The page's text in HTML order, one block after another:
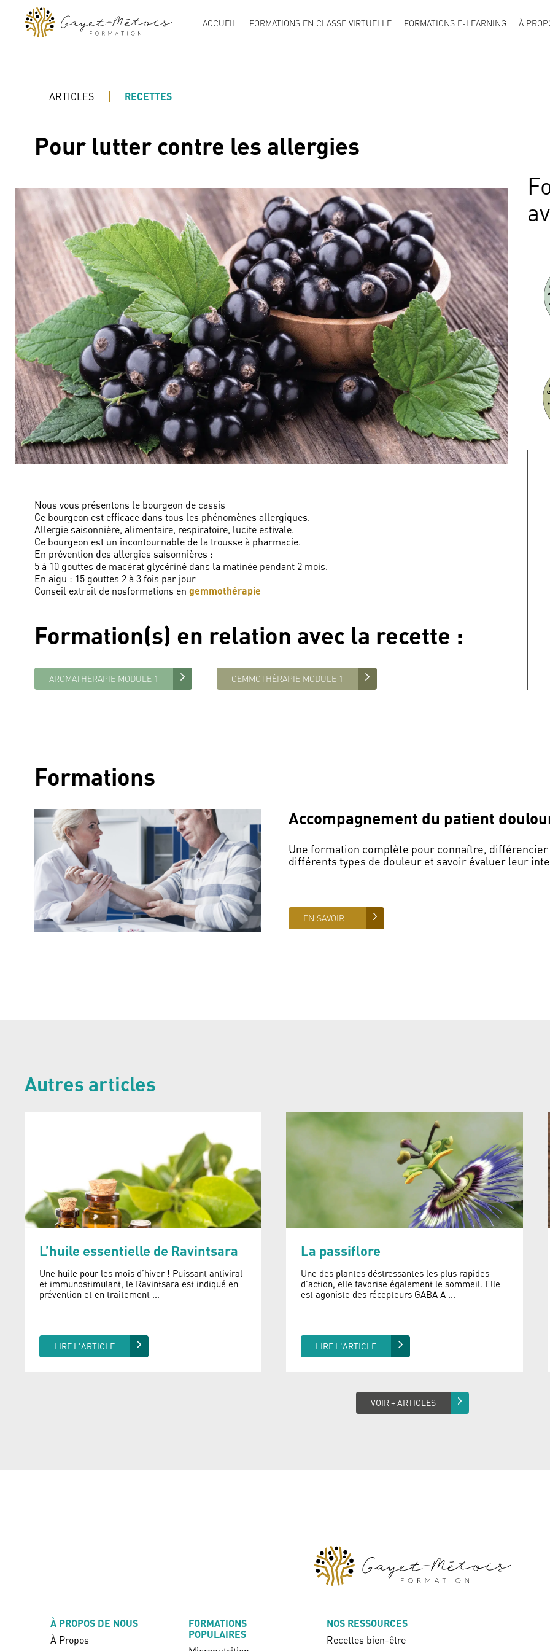
ACCUEIL FORMATIONS EN CLASSE VIRTUELLE FORMATIONS E-LEARNING À
ARTICLES RECETTES
Pour lutter contre les allergies
Nous vous présentons le bourgeon de cassis
Ce bourgeon est efficace dans tous les phénomènes allergiques.
Allergie saisonnière, alimentaire, respiratoire, lucite estivale.
Ce bourgeon est un incontournable de la trousse à pharmacie.
En prévention des allergies saisonnières :
5 à 10 gouttes de macérat glycériné dans la matinée pendant 2 mois.
En aigu : 15 gouttes 2 à 3 fois par jour
Conseil extrait de nosformations en gemmothérapie
Formation(s) en relation avec la recette :
AROMATHÉRAPIE MODULE 1 GEMMOTHÉRAPIE MODULE 1
Formations
Accompagnement du patient
Une formation complète pour connaître, différencier
différents types de douleur et savoir évaluer leur
EN SAVOIR +
Autres articles
L’huile essentielle de Ravintsara
Une huile pour les mois d’hiver ! Puissant antiviral
et immunostimulant, le Ravintsara est indiqué en
prévention et en traitement ...
LIRE L'ARTICLE
La passiflore
Une des plantes déstressantes les plus rapides
d’action, elle favorise également le sommeil. Elle
est agoniste des récepteurs GABA A ...
LIRE L'ARTICLE
VOIR + ARTICLES
À PROPOS DE NOUS
À Propos
FORMATIONS
POPULAIRES
NOS RESSOURCES
Recettes bien-être